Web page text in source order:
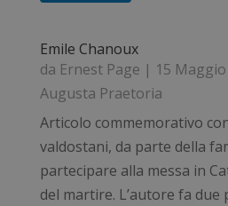
Emile Chanoux
da Ernest Page | 15
Augusta Praetoria
Articolo commemorativo
valdostani, da parte della
partecipare alla messa in
del martire. L’autore fa due